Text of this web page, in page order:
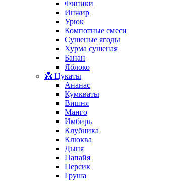
Финики
Инжир
Урюк
Компотные смеси
Сушеные ягоды
Хурма сушеная
Банан
Яблоко
🥝 Цукаты
Ананас
Кумкваты
Вишня
Манго
Имбирь
Клубника
Клюква
Дыня
Папайя
Персик
Груша